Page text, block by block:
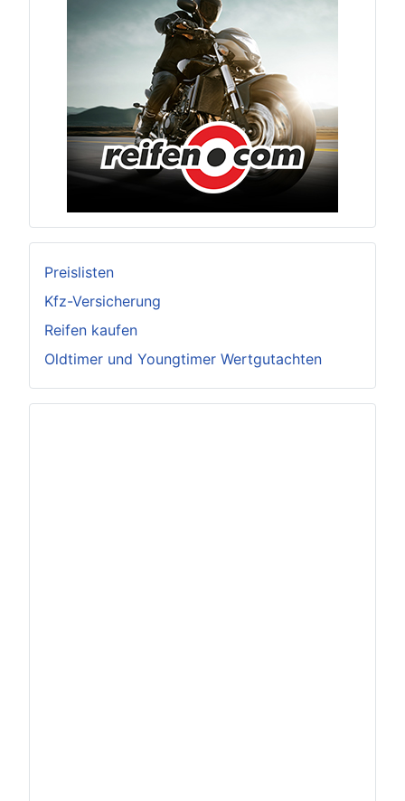
Preislisten
Kfz-Versicherung
Reifen kaufen
Oldtimer und Youngtimer Wertgutachten